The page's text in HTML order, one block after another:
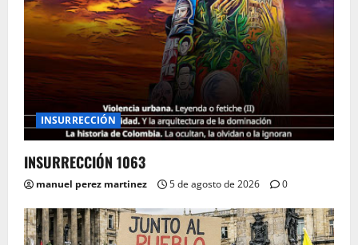
INSURRECCIÓN
INSURRECCIÓN 1063
manuel perez martinez 5 de agosto de 2026 0